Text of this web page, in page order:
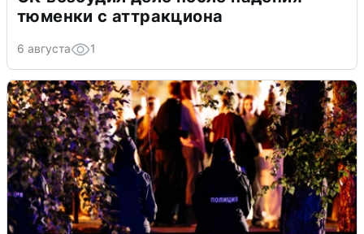
тюменки с аттракциона
6 августа 1